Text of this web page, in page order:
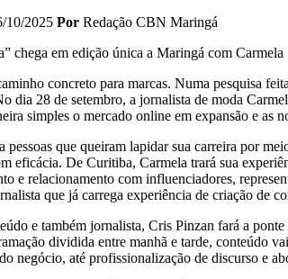
10/2025 Por Redação CBN Maringá
concreto para marcas. Numa pesquisa
dia 28 de setembro, a jornalista de moda
simples o mercado online em expansão e as
pessoas que queiram lapidar sua carreira por
eficácia. De Curitiba, Carmela trará sua
e relacionamento com influenciadores,
que já carrega experiência de criação de
e também jornalista, Cris Pinzan fará a
dividida entre manhã e tarde, conteúdo
negócio, até profissionalização de discurso e